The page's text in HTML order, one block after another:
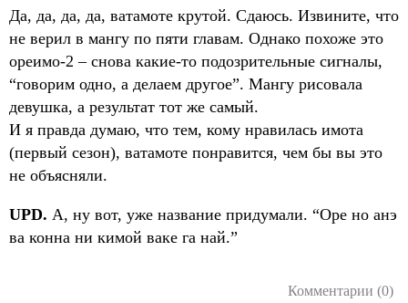
Да, да, да, да, ватамоте крутой. Сдаюсь. Извините, что
не верил в мангу по пяти главам. Однако похоже это
ореимо-2 – снова какие-то подозрительные сигналы,
“говорим одно, а делаем другое”. Мангу рисовала
девушка, а результат тот же самый.
И я правда думаю, что тем, кому нравилась имота
(первый сезон), ватамоте понравится, чем бы вы это
не объясняли.
UPD. А, ну вот, уже название придумали. “Оре но анэ
ва конна ни кимой ваке га най.”
Комментарии (0)